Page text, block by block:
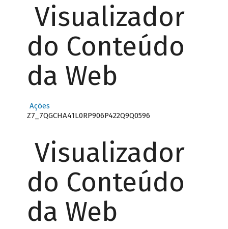
Visualizador
do Conteúdo
da Web
Ações
Z7_7QGCHA41L0RP906P422Q9Q0596
Visualizador
do Conteúdo
da Web